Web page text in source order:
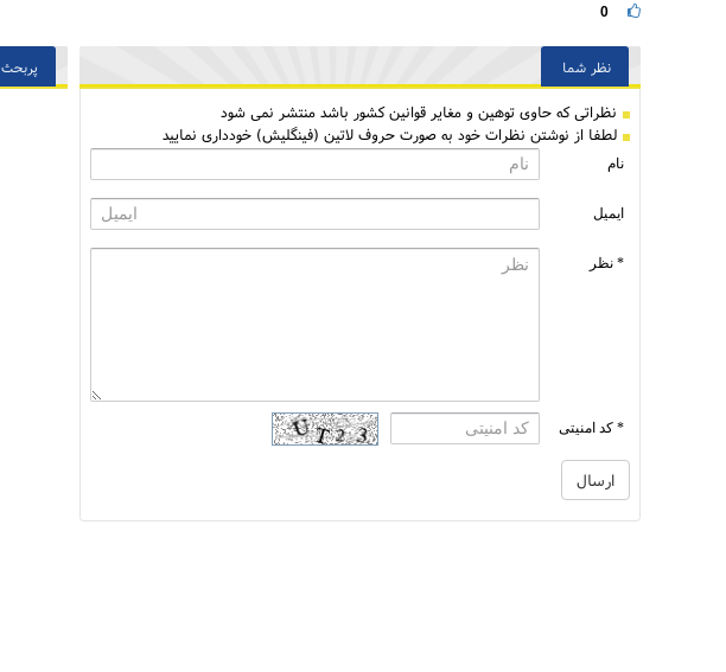
0
نظر شما
نظراتی كه حاوی توهین و مغایر قوانین کشور باشد منتشر نمی شود
لطفا از نوشتن نظرات خود به صورت حروف لاتین (فینگلیش) خودداری نمایید
نام
ایمیل
* نظر
* کد امنیتی
پربحث